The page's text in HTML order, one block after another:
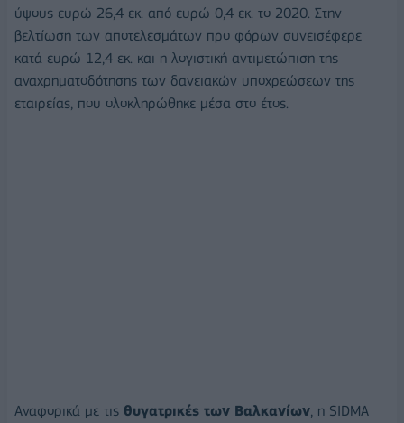
ύψους ευρώ 26,4 εκ. από ευρώ 0,4 εκ. το 2020. Στην
βελτίωση των αποτελεσμάτων προ φόρων συνεισέφερε
κατά ευρώ 12,4 εκ. και η λογιστική αντιμετώπιση της
αναχρηματοδότησης των δανειακών υποχρεώσεων της
εταιρείας, που ολοκληρώθηκε μέσα στο έτος.
Αναφορικά με τις θυγατρικές των Βαλκανίων , η SIDMA